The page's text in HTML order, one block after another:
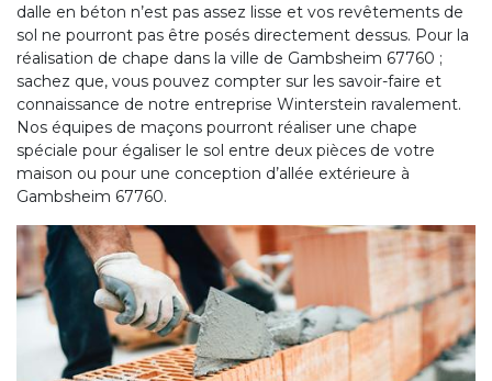
dalle en béton n’est pas assez lisse et vos revêtements de
sol ne pourront pas être posés directement dessus. Pour la
réalisation de chape dans la ville de Gambsheim 67760 ;
sachez que, vous pouvez compter sur les savoir-faire et
connaissance de notre entreprise Winterstein ravalement.
Nos équipes de maçons pourront réaliser une chape
spéciale pour égaliser le sol entre deux pièces de votre
maison ou pour une conception d’allée extérieure à
Gambsheim 67760.